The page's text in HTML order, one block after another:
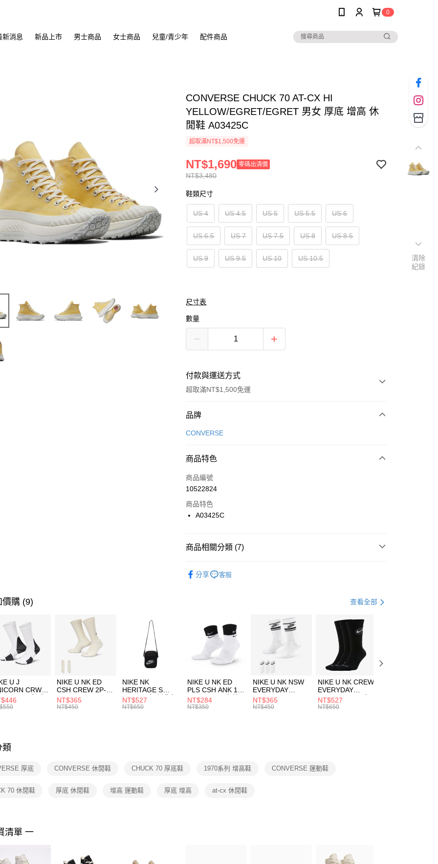
0
新消息 新品上市 男士商品 女士商品 兒童/青少年 配件商品
CONVERSE CHUCK 70 AT-CX HI
YELLOW/EGRET/EGRET 男女 厚底 增高 休
閒鞋 A03425C
超取滿NT$1,500免運
NT$3,480
NT$1,690 零碼出清價
鞋類尺寸
US 4 US 4.5 US 5 US 5.5 US 6
US 6.5 US 7 US 7.5 US 8 US 8.5
US 9 US 9.5 US 10 US 10.5
尺寸表
數量
付款與運送方式
超取滿NT$1,500免運
付款方式
信用卡一次付款
合作金庫商業銀行
華南商業銀行
上海商業儲蓄銀行
國泰世華商業銀行
聯邦商業銀行
台新國際商業銀行
LINE Pay
Apple Pay
【關於「AFTEE先享後付」】
３．安心：先確認商品／服務後，再付款。
【「AFTEE先享後付」結帳流程】
１．於結帳方式選擇「AFTEE先享後付」後，將跳轉至「AFTEE先享後
付」結帳頁面，進行簡訊認證並確認金額後，即可完成結帳。
２．訂單成立數日內，您將收到繳費通知簡訊。
３．收到繳費通知簡訊後14天內，點擊此簡訊中的連結，可透過四大超商
／ATM／網路銀行／等多元方式進行付款，方視為交易完成。
※ 請注意：結帳手續完成當下不需立刻繳費，但若您需要取消訂單，請聯
絡購買商品的店家。未經商家同意取消之訂單仍視為有效，需透過AFTEE
先享後付繳納相關費用。
１．透過由恩沛科技股份有限公司提供之「AFTEE先享後付」服務完成之
交易，需依本服務之必要範圍內提供個人資料，並將交易相關給付款項請
２．關於個人資料處理事宜，請瀏覽以下網址：
５．嚴禁一人註冊多個帳號或使用他人資訊註冊。若發現惡意使用之情
每筆NT$100，滿NT$1,500(含以上)免運費
每筆NT$100，滿NT$1,500(含以上)免運費
付款後門市自取
每筆NT$100，滿NT$1,500(含以上)免運費
品牌
CONVERSE
商品特色
商品編號
10522824
商品特色
A03425C
商品相關分類 (7)
經典系列 CONVERSE 1970系列
促銷活動 春日輕出走｜休閒鞋 4折起
促銷活動 兒童/青少年｜鞋服6折起
分享 客服
價購 (9) 查看全部
U J
CRW
-160 男女 中
FZ3393100
NIKE U NK ED
CSH CREW 2P-
144 EMBRDY 男
女 短統襪
NT$365
NT$450
NIKE NK
HERITAGE S
SMIT 男女 側背包
BA5871010
NT$527
NT$650
NIKE U NK ED
PLS CSH ANK 1P
144 DBL 男 中統
襪 DH4058104
NT$284
NT$350
NIKE U NK NSW
EVERYDAY
ESSENTIAL CR
男女 短統襪
NT$365
NT$450
NIKE U NK CREW
EVERYDAY
BBALL 3PR 男女
長統襪
NT$527
NT$650
類
厚底 CONVERSE 休閒鞋 CHUCK 70 厚底鞋 1970系列 增高鞋 CONVERSE 運動鞋
70 休閒鞋 厚底 休閒鞋 增高 運動鞋 厚底 增高 at-cx 休閒鞋
清單 一
清除
紀錄